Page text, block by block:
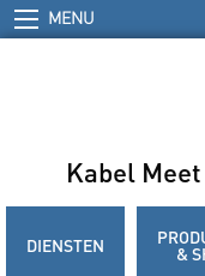
MENU
Kabel
DIENSTEN &